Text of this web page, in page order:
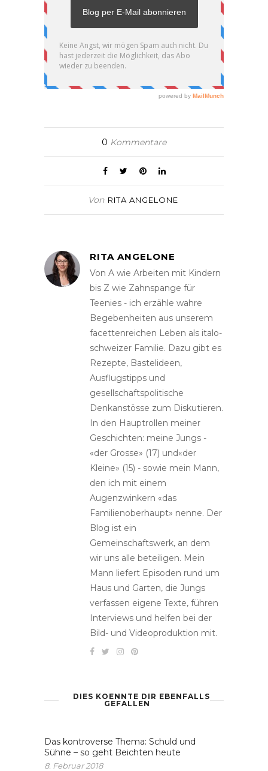
0 Kommentare
Von RITA ANGELONE
RITA ANGELONE
Von A wie Arbeiten mit Kindern
bis Z wie Zahnspange für
Teenies - ich erzähle wahre
Begebenheiten aus unserem
facettenreichen Leben als italo-
schweizer Familie. Dazu gibt es
Rezepte, Bastelideen,
Ausflugstipps und
gesellschaftspolitische
Denkanstösse zum Diskutieren.
In den Hauptrollen meiner
Geschichten: meine Jungs -
«der Grosse» (17) und«der
Kleine» (15) - sowie mein Mann,
den ich mit einem
Augenzwinkern «das
Familienoberhaupt» nenne. Der
Blog ist ein
Gemeinschaftswerk, an dem
wir uns alle beteiligen. Mein
Mann liefert Episoden rund um
Haus und Garten, die Jungs
verfassen eigene Texte, führen
Interviews und helfen bei der
Bild- und Videoproduktion mit.
DIES KOENNTE DIR EBENFALLS
GEFALLEN
Das kontroverse Thema: Schuld und
Sühne – so geht Beichten heute
8. Februar 2018